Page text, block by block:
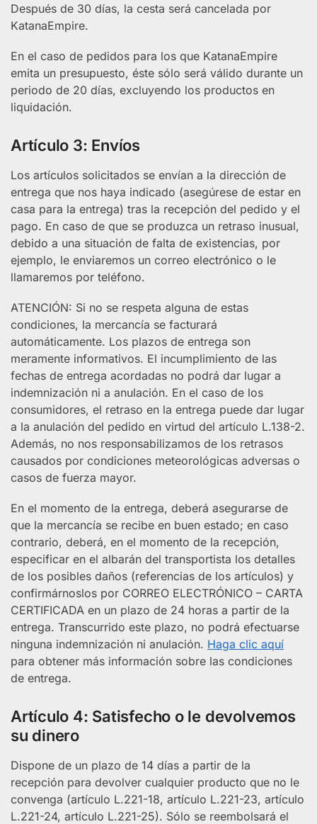
Después de 30 días, la cesta será cancelada por
KatanaEmpire.
En el caso de pedidos para los que KatanaEmpire
emita un presupuesto, éste sólo será válido durante un
periodo de 20 días, excluyendo los productos en
liquidación.
Artículo 3: Envíos
Los artículos solicitados se envían a la dirección de
entrega que nos haya indicado (asegúrese de estar en
casa para la entrega) tras la recepción del pedido y el
pago. En caso de que se produzca un retraso inusual,
debido a una situación de falta de existencias, por
ejemplo, le enviaremos un correo electrónico o le
llamaremos por teléfono.
ATENCIÓN: Si no se respeta alguna de estas
condiciones, la mercancía se facturará
automáticamente. Los plazos de entrega son
meramente informativos. El incumplimiento de las
fechas de entrega acordadas no podrá dar lugar a
indemnización ni a anulación. En el caso de los
consumidores, el retraso en la entrega puede dar lugar
a la anulación del pedido en virtud del artículo L.138-2.
Además, no nos responsabilizamos de los retrasos
causados por condiciones meteorológicas adversas o
casos de fuerza mayor.
En el momento de la entrega, deberá asegurarse de
que la mercancía se recibe en buen estado; en caso
contrario, deberá, en el momento de la recepción,
especificar en el albarán del transportista los detalles
de los posibles daños (referencias de los artículos) y
confirmárnoslos por CORREO ELECTRÓNICO – CARTA
CERTIFICADA en un plazo de 24 horas a partir de la
entrega. Transcurrido este plazo, no podrá efectuarse
ninguna indemnización ni anulación. Haga clic aquí
para obtener más información sobre las condiciones
de entrega.
Artículo 4: Satisfecho o le devolvemos
su dinero
Dispone de un plazo de 14 días a partir de la
recepción para devolver cualquier producto que no le
convenga (artículo L.221-18, artículo L.221-23, artículo
L.221-24, artículo L.221-25). Sólo se reembolsará el